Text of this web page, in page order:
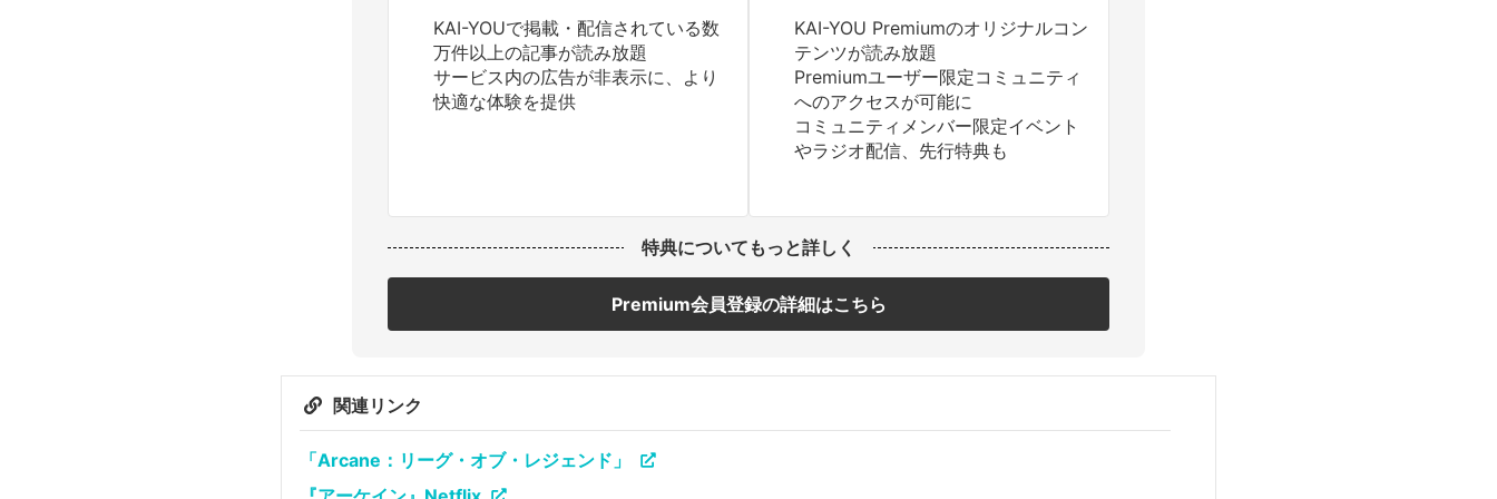
KAI-YOUで掲載・配信されている数
万件以上の記事が読み放題
サービス内の広告が非表示に、より
快適な体験を提供
KAI-YOU Premiumのオリジナルコン
テンツが読み放題
Premiumユーザー限定コミュニティ
へのアクセスが可能に
コミュニティメンバー限定イベント
やラジオ配信、先行特典も
特典についてもっと詳しく
Premium会員登録の詳細はこちら
関連リンク
「Arcane：リーグ・オブ・レジェンド」